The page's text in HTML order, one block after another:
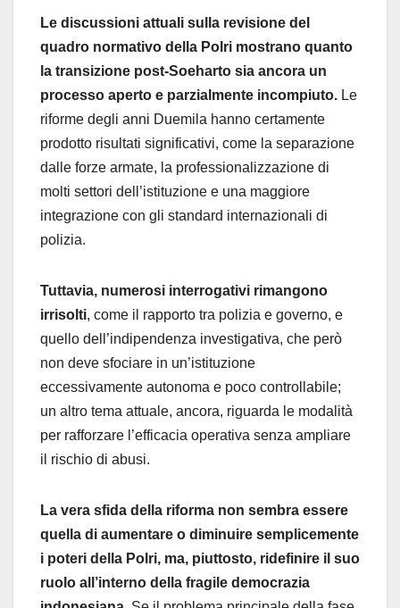
Le discussioni attuali sulla revisione del
quadro normativo della Polri mostrano quanto
la transizione post-Soeharto sia ancora un
processo aperto e parzialmente incompiuto. Le
riforme degli anni Duemila hanno certamente
prodotto risultati significativi, come la separazione
dalle forze armate, la professionalizzazione di
molti settori dell’istituzione e una maggiore
integrazione con gli standard internazionali di
polizia.
Tuttavia, numerosi interrogativi rimangono
irrisolti, come il rapporto tra polizia e governo, e
quello dell’indipendenza investigativa, che però
non deve sfociare in un’istituzione
eccessivamente autonoma e poco controllabile;
un altro tema attuale, ancora, riguarda le modalità
per rafforzare l’efficacia operativa senza ampliare
il rischio di abusi.
La vera sfida della riforma non sembra essere
quella di aumentare o diminuire semplicemente
i poteri della Polri, ma, piuttosto, ridefinire il suo
ruolo all’interno della fragile democrazia